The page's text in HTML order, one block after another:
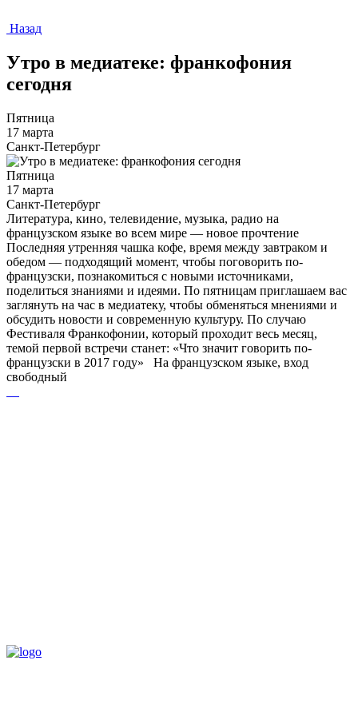
Назад
Утро в медиатеке: франкофония
сегодня
Пятница
17 марта
Санкт-Петербург
Пятница
17 марта
Санкт-Петербург
Литература, кино, телевидение, музыка, радио на
французском языке во всем мире — новое прочтение
Последняя утренняя чашка кофе, время между завтраком и
обедом — подходящий момент, чтобы поговорить по-
французски, познакомиться с новыми источниками,
поделиться знаниями и идеями. По пятницам приглашаем вас
заглянуть на час в медиатеку, чтобы обменяться мнениями и
обсудить новости и современную культуру. По случаю
Фестиваля Франкофонии, который проходит весь месяц,
темой первой встречи станет: «Что значит говорить по-
французски в 2017 году» На французском языке, вход
свободный